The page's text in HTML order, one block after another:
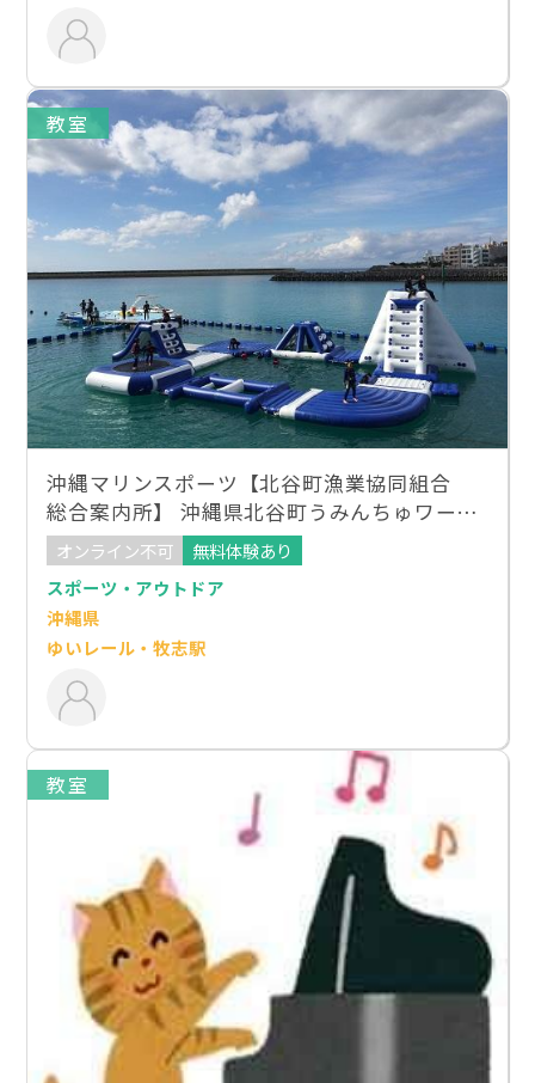
教室
沖縄マリンスポーツ【北谷町漁業協同組合
総合案内所】 沖縄県北谷町うみんちゅワーフ
店オンライン不可
無料体験あり
スポーツ・アウトドア
沖縄県
ゆいレール・牧志駅
教室